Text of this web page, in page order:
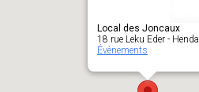
Local des Joncaux
18 rue Leku Eder -
Évènements